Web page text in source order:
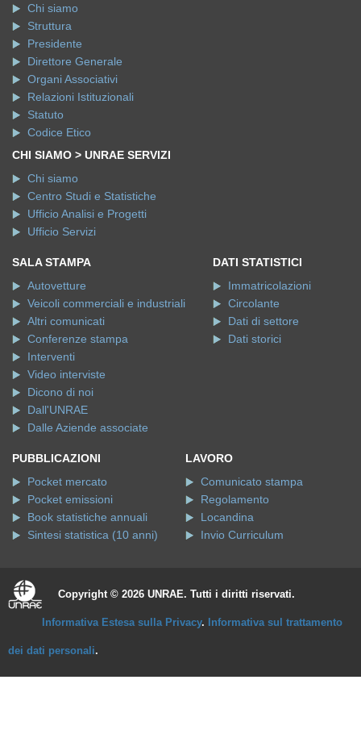
Chi siamo
Struttura
Presidente
Direttore Generale
Organi Associativi
Relazioni Istituzionali
Statuto
Codice Etico
CHI SIAMO > UNRAE SERVIZI
Chi siamo
Centro Studi e Statistiche
Ufficio Analisi e Progetti
Ufficio Servizi
SALA STAMPA
Autovetture
Veicoli commerciali e industriali
Altri comunicati
Conferenze stampa
Interventi
Video interviste
Dicono di noi
Dall'UNRAE
Dalle Aziende associate
DATI STATISTICI
Immatricolazioni
Circolante
Dati di settore
Dati storici
PUBBLICAZIONI
Pocket mercato
Pocket emissioni
Book statistiche annuali
Sintesi statistica (10 anni)
LAVORO
Comunicato stampa
Regolamento
Locandina
Invio Curriculum
Copyright © 2026 UNRAE. Tutti i diritti riservati.
Informativa Estesa sulla Privacy. Informativa sul trattamento
dei dati personali.